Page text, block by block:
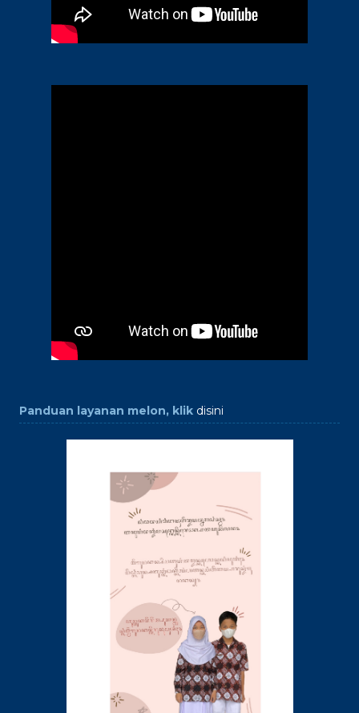
Panduan layanan melon, klik disini